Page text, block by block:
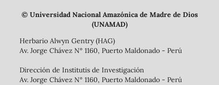
© Universidad Nacional Amazónica de Madre de Dios
(UNAMAD)
Herbario Alwyn Gentry (HAG)
Av. Jorge Chávez N° 1160, Puerto Maldonado - Perú
Dirección de Institutis de Investigación
Av. Jorge Chávez N° 1160, Puerto Maldonado - Perú